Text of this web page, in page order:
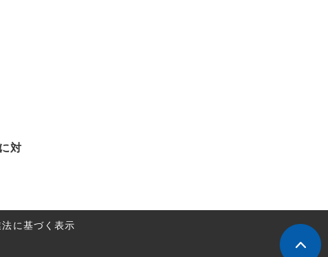
対
に基づく表示